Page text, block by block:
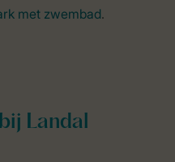
met zwembad.